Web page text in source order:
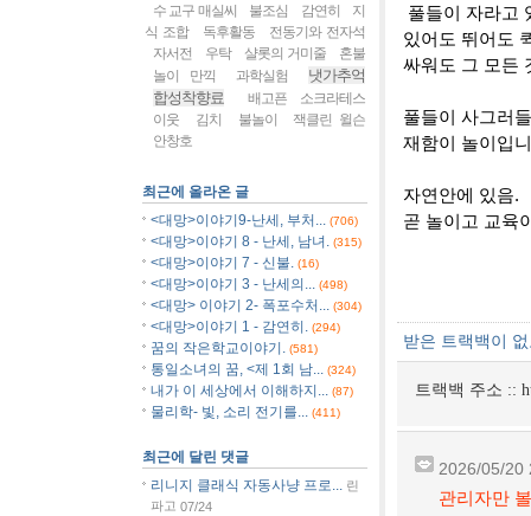
풀들이 자라고
있어도 뛰어도
싸워도 그 모든
풀들이 사그러
재함이 놀이입
자연안에 있음.
곧 놀이고 교육
받은 트랙백이
트랙백 주소 ::
2026/05/20
관리자만
수 교구 매실씨 불조심 감연히
지
식 조합
독후활동
전동기와 전자석
자서전
우탁 샬롯의 거미줄
혼불
놀이 만끽
과학실험
냇가추억
합성착향료
배고픈 소크라테스
이웃
김치 불놀이
잭클린 윌슨
안창호
최근에 올라온 글
<대망>이야기9-난세, 부처...
(706)
<대망>이야기 8 - 난세, 남녀. (315)
<대망>이야기 7 - 신불. (16)
<대망>이야기 3 - 난세의... (498)
<대망> 이야기 2- 폭포수처... (304)
<대망>이야기 1 - 감연히. (294)
꿈의 작은학교이야기. (581)
통일소녀의 꿈, <제 1회 남... (324)
내가 이 세상에서 이해하지... (87)
물리학- 빛, 소리 전기를... (411)
최근에 달린 댓글
리니지 클래식 자동사냥 프로...
린
파고 07/24